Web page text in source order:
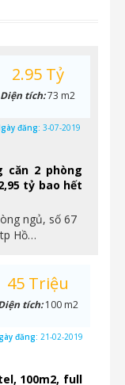
căn 2 phòng
tỷ bao hết
ngủ, số 67
Hồ…
2.95 Tỷ
Diện tích:73 m2
đăng: 3-07-2019
100m2, full
45 Triệu
tích:100 m2
đăng: 21-02-2019